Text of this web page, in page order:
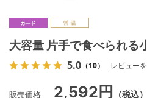
大容量 片手で食べられる
5.0 （10） レビュー
販売価格 2,592円 （税込）